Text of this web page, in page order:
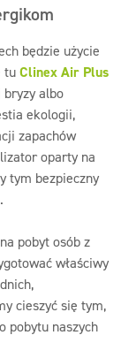
będzie użycie
tuClinex Air Plus
bryzy albo
ekologii,
zapachów
oparty na
tym bezpieczny
pobyt osób z
właściwy
cieszyć się tym,
pobytu naszych